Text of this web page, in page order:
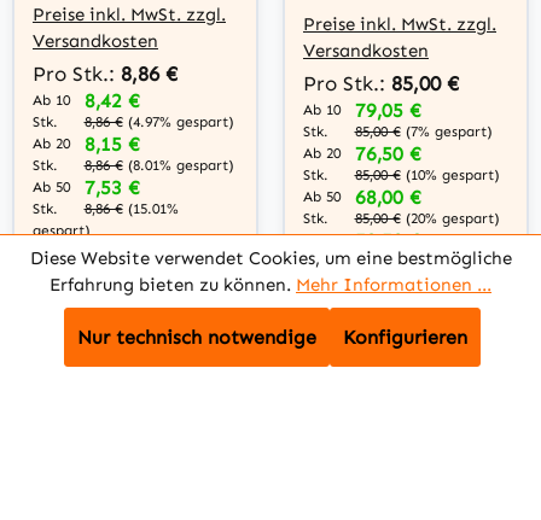
Preise inkl. MwSt. zzgl.
Versandkosten
Pro Stk.: 8,86 €
Ab 10
Stk.
8,42 €
8,86 € (4.97% gespart)
Ab 20
Stk.
8,15 €
8,86 € (8.01% gespart)
Ab 50
Stk.
7,53 €
8,86 € (15.01%
gespart)
Ab 100
7,09 €
gespart)
Preise inkl. MwSt. zzgl.
Versandkosten
Pro Stk.: 85,00 €
Ab 10
Stk.
79,05 €
85,00 € (7% gespart)
Ab 20
Stk.
76,50 €
85,00 € (10% gespart)
Ab 50
Stk.
68,00 €
85,00 € (20% gespart)
Ab 100
Stk.
59,50 €
85,00 € (30% gespart)
In den Warenkorb
Diese Website verwendet Cookies, um eine bestmögliche
Erfahrung bieten zu können. Mehr Informationen ...
Nur technisch notwendige Konfigurieren